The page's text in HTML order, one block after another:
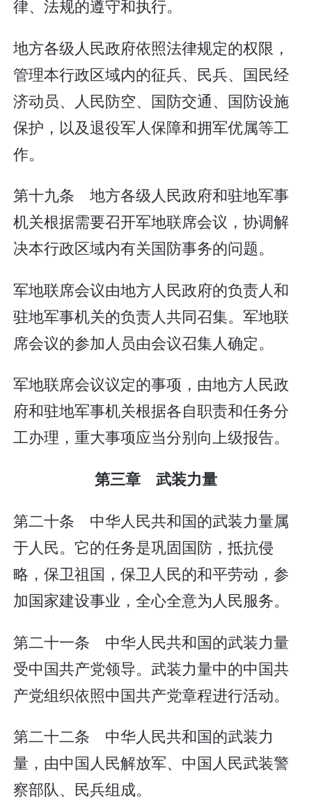
律、法规的遵守和执行。
地方各级人民政府依照法律规定的权限，
管理本行政区域内的征兵、民兵、国民经
济动员、人民防空、国防交通、国防设施
保护，以及退役军人保障和拥军优属等工
作。
第十九条 地方各级人民政府和驻地军事
机关根据需要召开军地联席会议，协调解
决本行政区域内有关国防事务的问题。
军地联席会议由地方人民政府的负责人和
驻地军事机关的负责人共同召集。军地联
席会议的参加人员由会议召集人确定。
军地联席会议议定的事项，由地方人民政
府和驻地军事机关根据各自职责和任务分
工办理，重大事项应当分别向上级报告。
第三章 武装力量
第二十条 中华人民共和国的武装力量属
于人民。它的任务是巩固国防，抵抗侵
略，保卫祖国，保卫人民的和平劳动，参
加国家建设事业，全心全意为人民服务。
第二十一条 中华人民共和国的武装力量
受中国共产党领导。武装力量中的中国共
产党组织依照中国共产党章程进行活动。
第二十二条 中华人民共和国的武装力
量，由中国人民解放军、中国人民武装警
察部队、民兵组成。